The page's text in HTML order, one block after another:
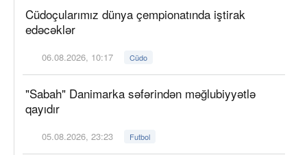
Cüdoçularımız dünya çempionatında iştirak
edəcəklər
06.08.2026, 10:17 Cüdo
"Sabah" Danimarka səfərindən məğlubiyyətlə
qayıdır
05.08.2026, 23:23 Futbol